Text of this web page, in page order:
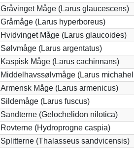
Gråvinget Måge (Larus glaucescens)
Gråmåge (Larus hyperboreus)
Hvidvinget Måge (Larus glaucoides)
Sølvmåge (Larus argentatus)
Kaspisk Måge (Larus cachinnans)
Middelhavssølvmåge (Larus
Armensk Måge (Larus armenicus)
Sildemåge (Larus fuscus)
Sandterne (Gelochelidon nilotica)
Rovterne (Hydroprogne caspia)
Splitterne (Thalasseus sandvicensis)